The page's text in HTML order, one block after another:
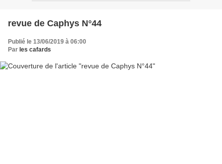
revue de Caphys N°44
Publié le 13/06/2019 à 06:00
Par les cafards